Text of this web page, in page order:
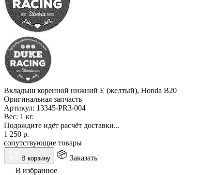
Вкладыш коренной нижний E (желтый), Honda B20
Оригинальная запчасть
Артикул: 13345-PR3-004
Вес: 1 кг.
Подождите идёт расчёт доставки...
1 250 р.
сопутствующие товары
В корзину
Заказать
В избранное